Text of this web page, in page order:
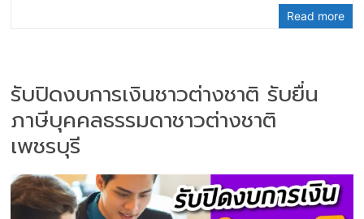
Read more
รับปิดงบการเงินชาวต่างชาติ รับยื่น
ภาษีบุคคลธรรมดาชาวต่างชาติ
เพชรบุรี